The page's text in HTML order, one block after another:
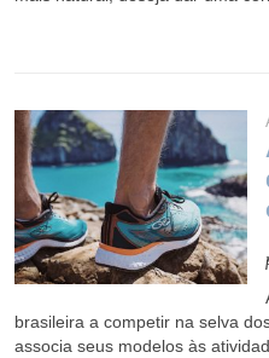
brasileira a competir na selva
associa seus modelos às